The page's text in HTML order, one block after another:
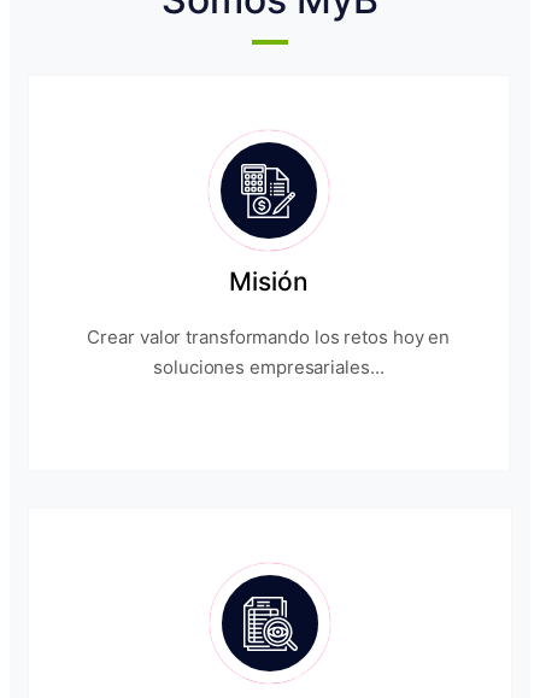
Misión
Crear valor transformando los retos hoy en
soluciones empresariales...